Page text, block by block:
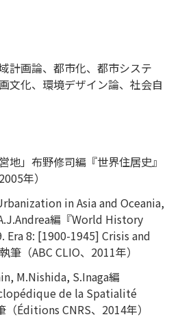
計画論、都市化、都市システ
文化、環境デザイン論、社会自
地」布野修司編『世界住居史』
年）
in Asia and Oceania,
編『World History
Era 8: [1900-1945] Crisis and
（ABC CLIO、2011年）
M.Nishida, S.Inaga編
de la Spatialité
Éditions CNRS、2014年）